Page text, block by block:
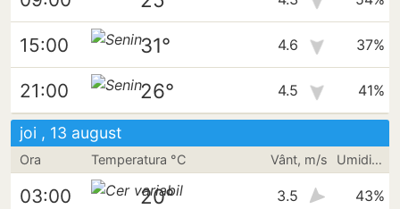
15:00 31° 4.6 37%
21:00 26° 4.5 41%
joi , 13 august
Ora Temperatura °C Vânt, m/s Umiditate
03:00 20° 3.5 43%